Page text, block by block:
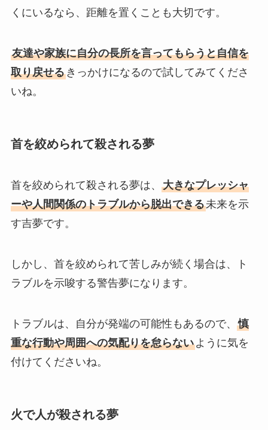
くにいるなら、距離を置くことも大切です。
友達や家族に自分の長所を言ってもらうと自信を
取り戻せるきっかけになるので試してみてくださ
いね。
首を絞められて殺される夢
首を絞められて殺される夢は、 大きなプレッシャ
ーや人間関係のトラブルから脱出できる未来を示
す吉夢です。
しかし、首を絞められて苦しみが続く場合は、ト
ラブルを示唆する警告夢になります。
トラブルは、自分が発端の可能性もあるので、 慎
重な行動や周囲への気配りを怠らないように気を
付けてくださいね。
火で人が殺される夢